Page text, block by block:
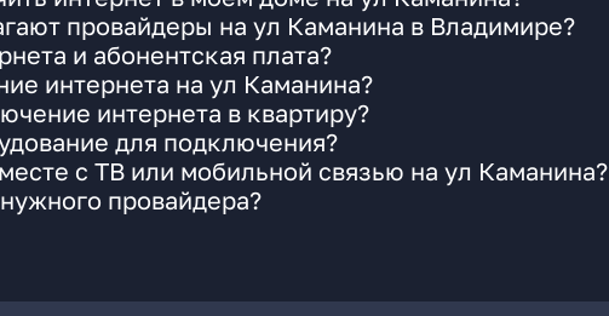
провайдеры на ул Каманина в Владимире?
и абонентская плата?
интернета на ул Каманина?
интернета в квартиру?
для подключения?
с ТВ или мобильной связью на ул Каманина?
провайдера?